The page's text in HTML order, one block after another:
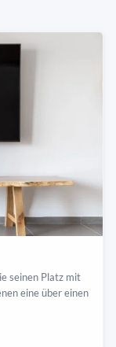
seinen Platz mit
eine über einen